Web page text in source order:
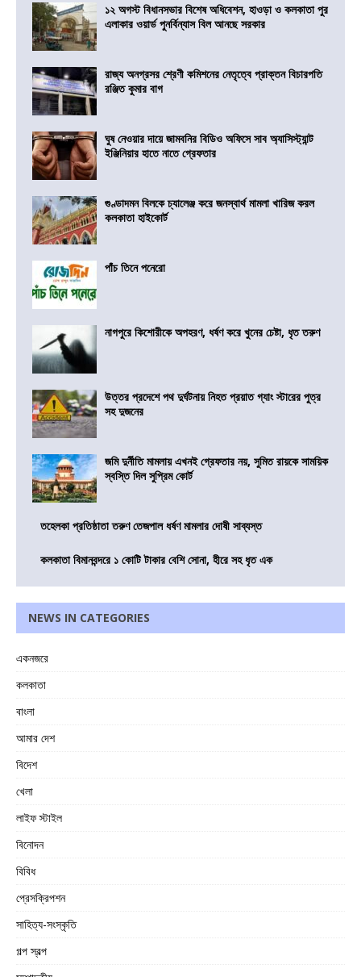
১২ অগস্ট বিধানসভার বিশেষ অধিবেশন, হাওড়া ও কলকাতা পুর
এলাকার ওয়ার্ড পুনর্বিন্যাস বিল আনছে সরকার
রাজ্য অনগ্রসর শ্রেণী কমিশনের নেতৃত্বে প্রাক্তন বিচারপতি
রঞ্জিত কুমার বাগ
ঘুষ নেওয়ার দায়ে জামবনির বিডিও অফিসে সাব অ্যাসিস্ট্যান্ট
ইঞ্জিনিয়ার হাতে নাতে গ্রেফতার
গুণ্ডাদমন বিলকে চ্যালেঞ্জ করে জনস্বার্থ মামলা খারিজ করল
কলকাতা হাইকোর্ট
পাঁচ তিনে পনেরো
নাগপুরে কিশোরীকে অপহরণ, ধর্ষণ করে খুনের চেষ্টা, ধৃত তরুণ
উত্তর প্রদেশে পথ দুর্ঘটনায় নিহত প্রয়াত গ্যাং স্টারের পুত্র
সহ দুজনের
জমি দুর্নীতি মামলায় এখনই গ্রেফতার নয়, সুমিত রায়কে সাময়িক
স্বস্তি দিল সুপ্রিম কোর্ট
তহেলকা প্রতিষ্ঠাতা তরুণ তেজপাল ধর্ষণ মামলার দোষী সাব্যস্ত
কলকাতা বিমানবন্দরে ১ কোটি টাকার বেশি সোনা, হীরে সহ ধৃত এক
NEWS IN CATEGORIES
একনজরে
কলকাতা
বাংলা
আমার দেশ
বিদেশ
খেলা
লাইফ স্টাইল
বিনোদন
বিবিধ
প্রেসক্রিপশন
সাহিত্য-সংস্কৃতি
গল্প স্বল্প